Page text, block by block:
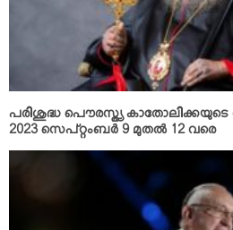
പരിശുദ്ധ പൌരസ്ത്യ
2023 സെപ്റ്റംബര്‍ 9 മുതല്‍ 12 വരെ